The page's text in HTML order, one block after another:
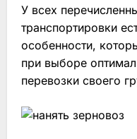
У всех
транспортировки
особенности,
при выборе
перевозки своего